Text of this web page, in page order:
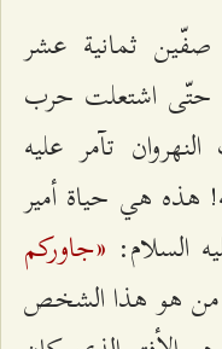
ثمانية عشر
حتّى اشتعلت حرب
تآمر عليه
هذه هي حياة أمير
السلام: «جاوركم
من هو هذا الشخص